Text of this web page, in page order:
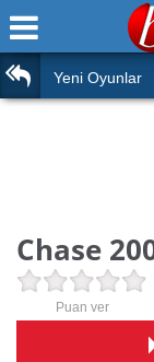
Araba
Futbol
Çocuk
Yeni Oyunlar
Chase
Puan ver